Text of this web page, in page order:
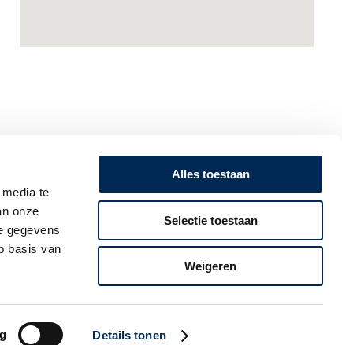
te
onze
gegevens
basis van
Details tonen
Alles toestaan
Selectie toestaan
Weigeren
SCHRIJF U IN VOOR ONZE NIEUWSBRIEF!
Volg ontwikkelingen op het gebied van
werkgeversverplichtingen in Nederland, België,
Duitsland, Frankrijk, het Verenigd Koninkrijk en